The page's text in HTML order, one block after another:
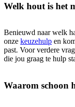
Welk hout is het
Benieuwd naar welk
onze keuzehulp en
past. Voor verdere
die jou graag te hulp
Waarom schoon